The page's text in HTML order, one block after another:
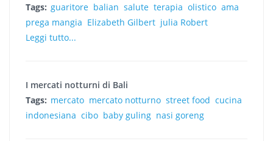
Tags: guaritore balian salute terapia olistico ama
prega mangia Elizabeth Gilbert julia Robert
Leggi tutto...
I mercati notturni di Bali
Tags: mercato mercato notturno street food cucina
indonesiana cibo baby guling nasi goreng